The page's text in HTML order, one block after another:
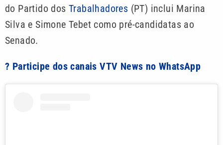
do Partido dosTrabalhadores (PT) inclui Marina
Silva e Simone Tebet como pré-candidatas ao
Senado.
? Participe dos canais VTV News no WhatsApp